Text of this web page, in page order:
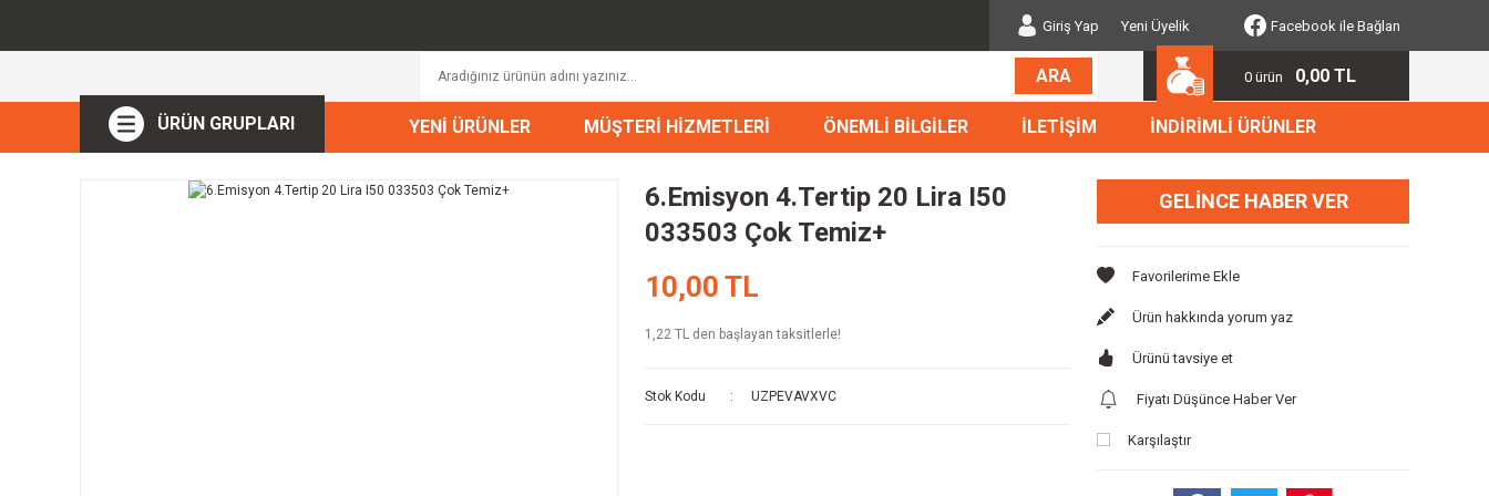
Giriş Yap Yeni Üyelik Facebook ile Bağlan
ARA 0 ürün 0,00 TL
ÜRÜN GRUPLARI YENİ ÜRÜNLER MÜŞTERİ HİZMETLERİ ÖNEMLİ BİLGİLER İLETİŞİM İNDİRİMLİ ÜRÜNLER
6.Emisyon 4.Tertip 20 Lira I50
033503 Çok Temiz+
10,00 TL
1,22 TL den başlayan taksitlerle!
Stok Kodu UZPEVAVXVC
GELINCE HABER VER
Ürün hakkında yorum yaz
Ürünü tavsiye et
Fiyatı Düşünce Haber Ver
Karşılaştır